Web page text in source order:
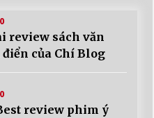
review sách văn
của Chí Blog
review phim ý